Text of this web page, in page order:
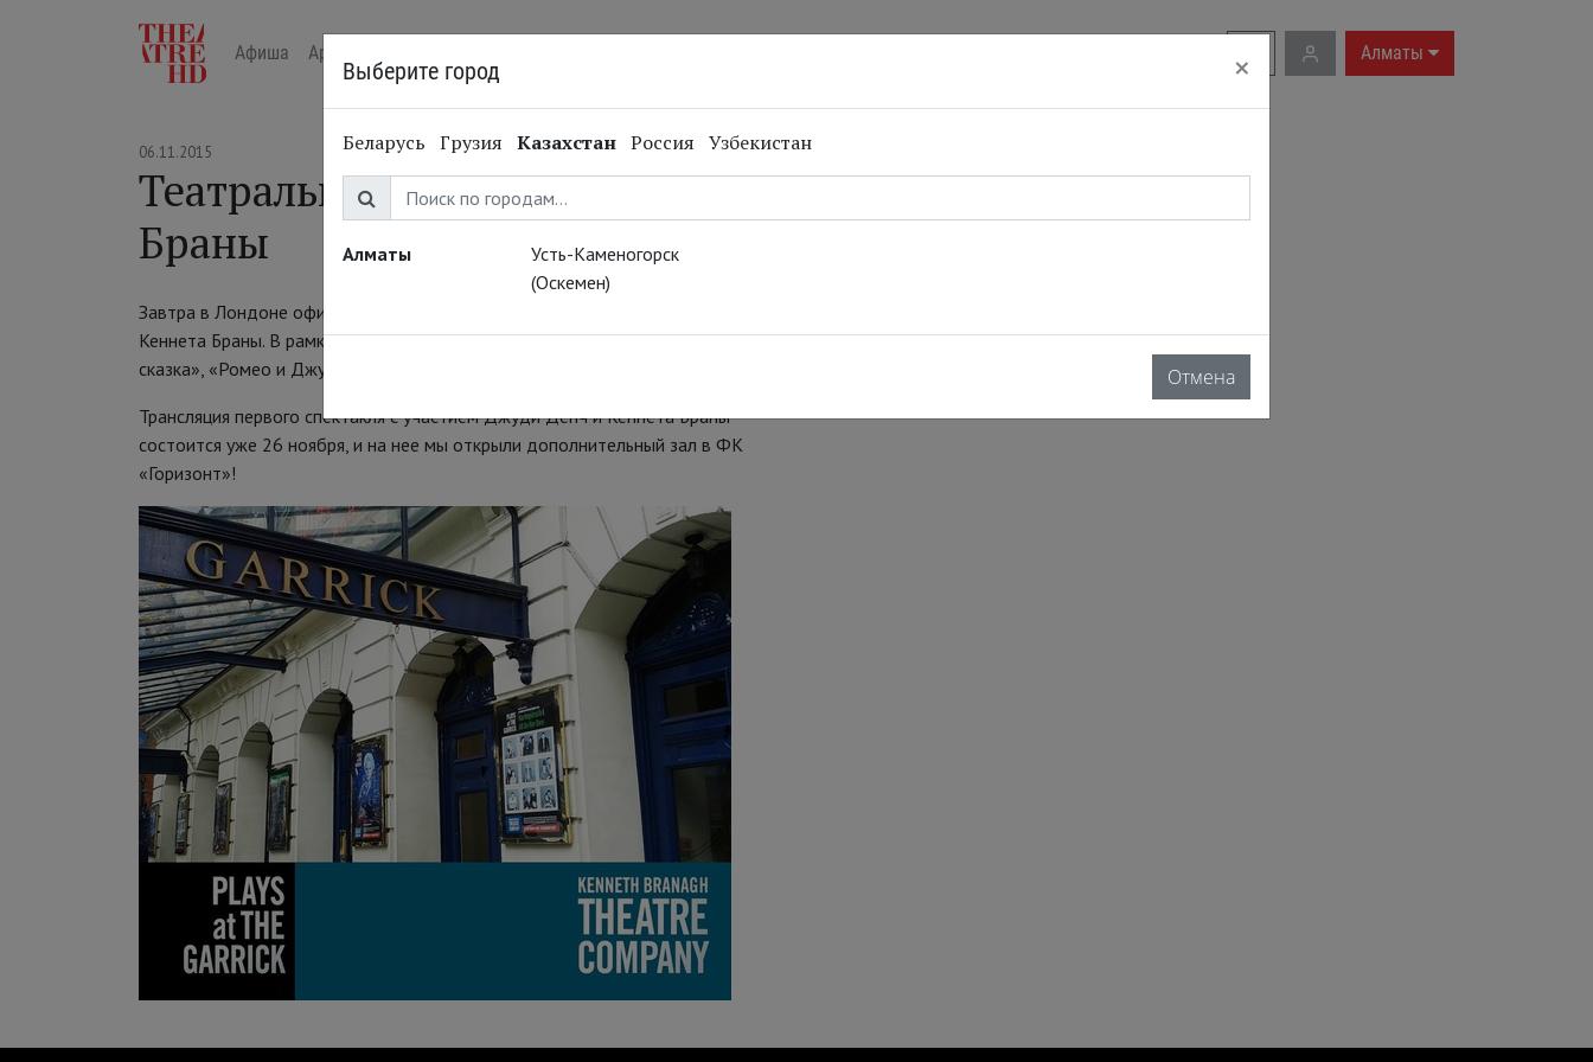
Алматы
Афиша Арт-лекторий в кино
06.11.2015
Театральная компания Кеннета
Браны
Завтра в Лондоне официально открывается сезон театральной компании
Кеннета Браны. В рамках TheatreHD будет показано 3 спектакля: «Зимняя
сказка», «Ромео и Джульетта» и «Комедиант».
Трансляция первого спектакля с участием Джуди Денч и Кеннета Браны
состоится уже 26 ноября, и на нее мы открыли дополнительный зал в ФК
«Горизонт»!
Выберите город ×
Беларусь Грузия Казахстан Россия Узбекистан
Алматы
Усть-Каменогорск
(Оскемен)
Отмена